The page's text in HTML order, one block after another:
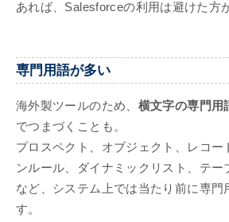
あれば、Salesforceの利用は避けた方
専門用語が多い
海外製ツールのため、 横文字の専門用
でつまづくことも。
プロスペクト、オブジェクト、レコー
ンルール、ダイナミックリスト、テー
など、システム上では当たり前に専門
す。